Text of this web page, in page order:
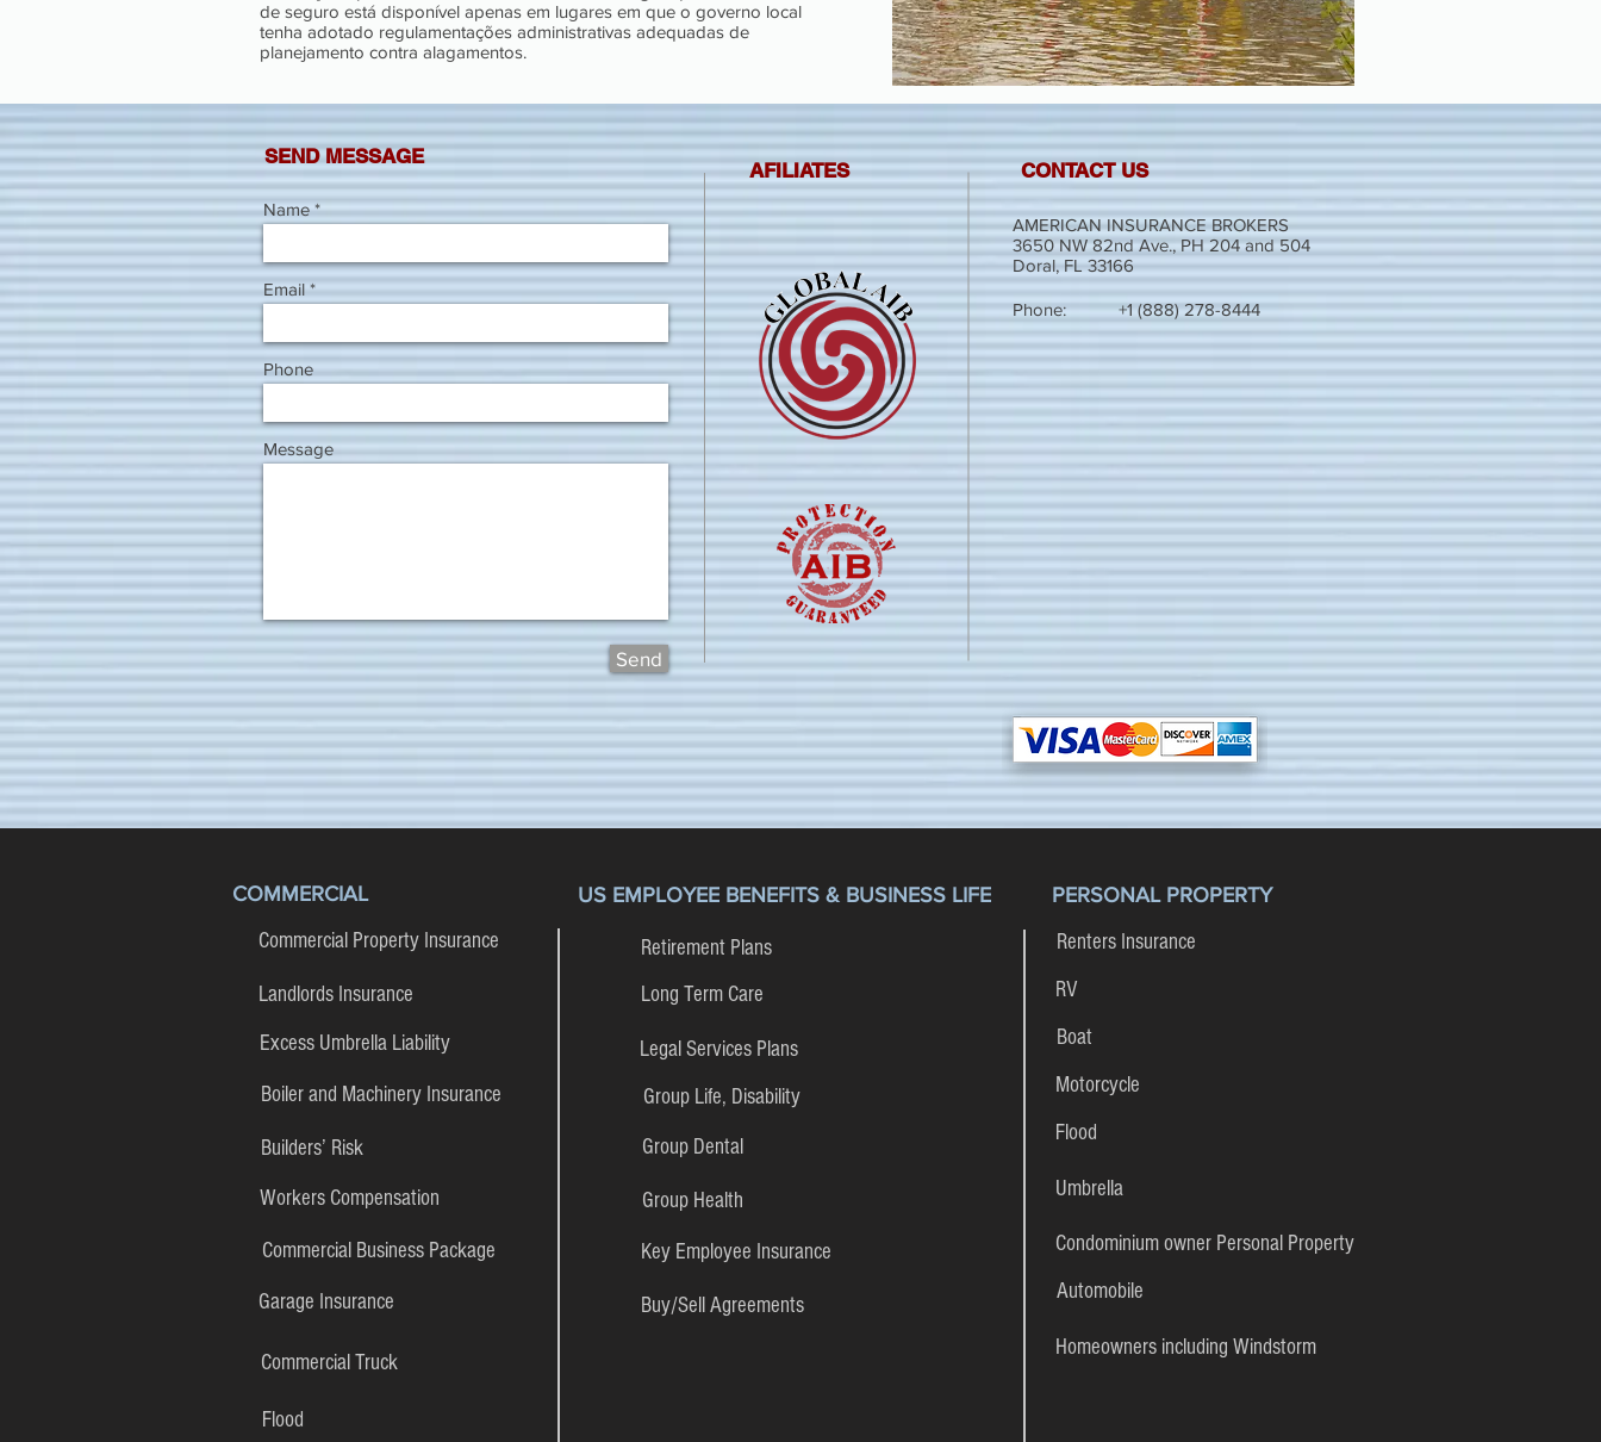
de seguro está disponível apenas em lugares em que o governo local
tenha adotado regulamentações administrativas adequadas de
planejamento contra alagamentos.
AFILIATES
SEND MESSAGE
CONTACT US
AMERICAN INSURANCE BROKERS
3650 NW 82nd Ave., PH 204 and 504
Doral, FL 33166
+1 (888) 278-8444
Phone:
Name
Email
Phone
Message
Send
COMMERCIAL US EMPLOYEE BENEFITS & BUSINESS LIFE PERSONAL PROPERTY
Commercial Property Insurance
Landlords Insurance
Excess Umbrella Liability
Boiler and Machinery Insurance
Builders’ Risk
Workers Compensation
Commercial Business Package
Garage Insurance
Commercial Truck
Renters Insurance
RV
Boat
Motorcycle
Flood
Umbrella
Condominium owner Personal Property
Automobile
Homeowners including Windstorm
Retirement Plans
Long Term Care
Legal Services Plans
Group Life, Disability
Group Dental
Group Health
Key Employee Insurance
Buy/Sell Agreements
Flood